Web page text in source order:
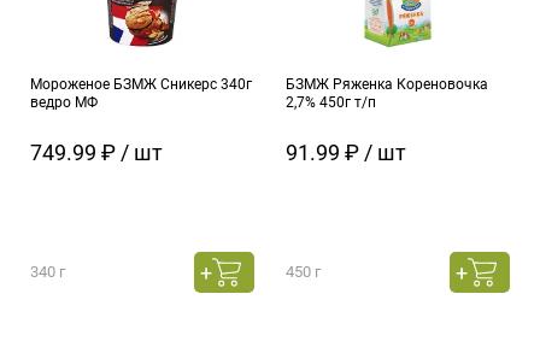
Мороженое БЗМЖ Сникерс 340г
ведро МФ
749.99 ₽ / шт
340 г
БЗМЖ Ряженка Кореновочка
2,7% 450г т/п
91.99 ₽ / шт
450 г